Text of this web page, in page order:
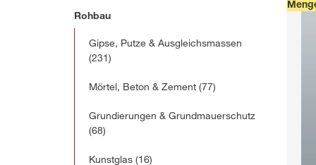
Rohbau
Gipse, Putze & Ausgleichsmassen
(231)
Mörtel, Beton & Zement (77)
Grundierungen & Grundmauerschutz
(68)
Kunstglas (16)